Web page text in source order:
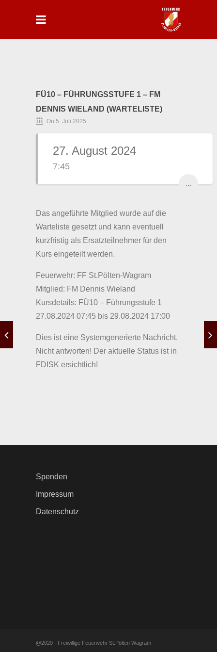
FÜ10 – FÜHRUNGSSTUFE 1 – FM
DENNIS WIELAND (WARTELISTE)
On 5. Juli 2025
27. August 2024
7:45
...
Das angeführte Mitglied wurde auf die
Warteliste gesetzt und kann eventuell
kurzfristig als Ersatzteilnehmer für den
Kurs eingeteilt werden.
Feuerwehr: FF St.Pölten-Wagram
Mitglied: FM Dennis Wieland
Kursdetails: FÜ10 – Führungsstufe 1
27.08.2024 07:45 bis 29.08.2024 17:00
Dies ist eine Systemgenerierte Nachricht.
Nicht antworten! Der aktuelle Status ist in
FDISK ersichtlich!
Spenden
Impressum
Datenschutz
.
@2020 - Freiwillige Feuerwehr St.Pölten Wagram